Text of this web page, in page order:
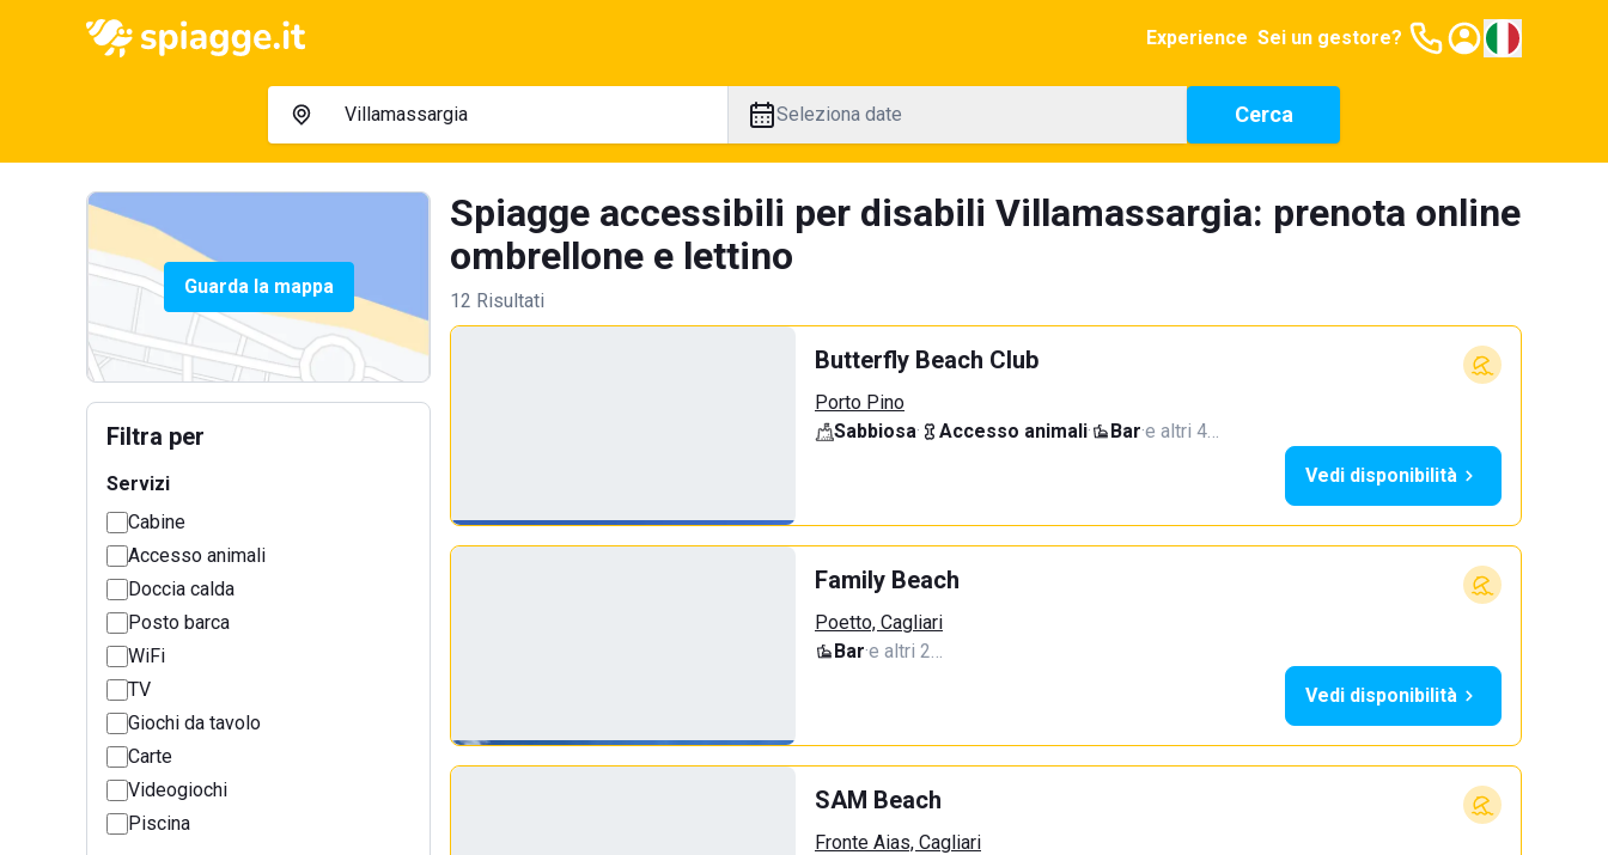
Experience Sei un gestore?
Seleziona date Cerca
Guarda la mappa
Filtra per
Servizi
Cabine
Accesso animali
Doccia calda
Posto barca
WiFi
TV
Giochi da tavolo
Carte
Videogiochi
Piscina
Spiagge accessibili per disabili Villamassargia: prenota online
ombrellone e lettino
12 Risultati
Butterfly Beach Club
Porto Pino
Sabbiosa· Accesso animali· Bar·e altri 4…
Vedi disponibilità
Family Beach
Poetto, Cagliari
Bar·e altri 2…
Vedi disponibilità
SAM Beach
Fronte Aias, Cagliari